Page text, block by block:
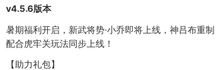
v4.5.6版本
暑期福利开启，新武将势·小乔即将上线，神吕布重制
配合虎牢关玩法同步上线！
【助力礼包】